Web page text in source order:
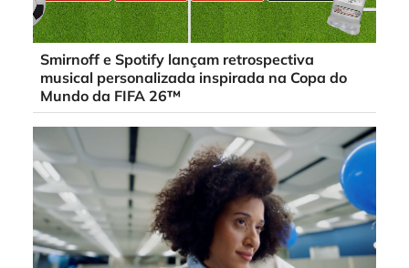
Smirnoff e Spotify lançam retrospectiva
musical personalizada inspirada na Copa do
Mundo da FIFA 26™